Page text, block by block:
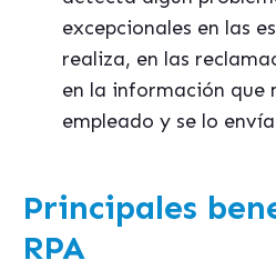
excepcionales en las
realiza, en las
en la información que
empleado y se lo
Principales
RPA